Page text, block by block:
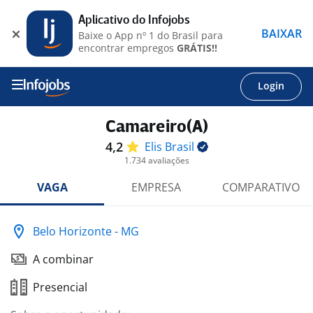
Login
Camareiro(A)
4,2 Elis Brasil
1.734 avaliações
VAGA EMPRESA COMPARATIVO
Belo Horizonte - MG
A combinar
Presencial
Aplicativo do Infojobs
Baixe o App nº 1 do Brasil para
encontrar empregos GRÁTIS!!
BAIXAR